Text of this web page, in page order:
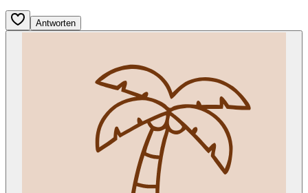
Antworten